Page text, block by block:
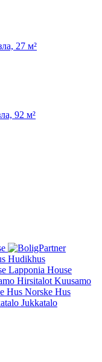
27 м²
92 м²
Hudikhus
Lapponia House
Kuusamo
Norske Hus
Jukkatalo